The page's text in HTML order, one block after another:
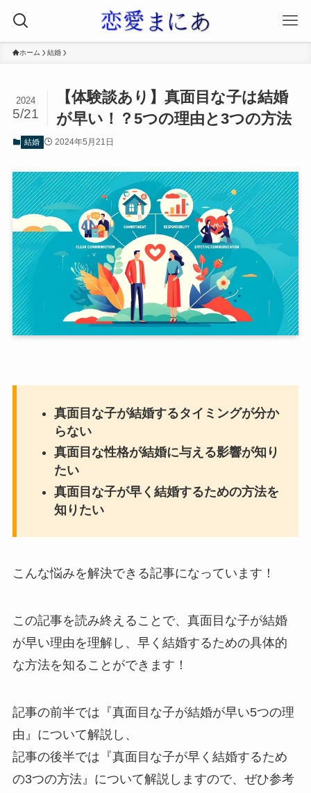
ホーム 結婚
【体験談あり】真面目な子は結婚
が早い！？5つの理由と3つの方法
2024
5/21
結婚 2024年5月21日
真面目な子が結婚するタイミングが分か
らない
真面目な性格が結婚に与える影響が知り
たい
真面目な子が早く結婚するための方法を
知りたい
こんな悩みを解決できる記事になっています！
この記事を読み終えることで、真面目な子が結婚
が早い理由を理解し、早く結婚するための具体的
な方法を知ることができます！
記事の前半では『真面目な子が結婚が早い5つの理
由』について解説し、
記事の後半では『真面目な子が早く結婚するため
の3つの方法』について解説しますので、ぜひ参考